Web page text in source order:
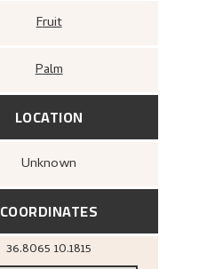
Fruit
Palm
LOCATION
Unknown
COORDINATES
36.8065 10.1815